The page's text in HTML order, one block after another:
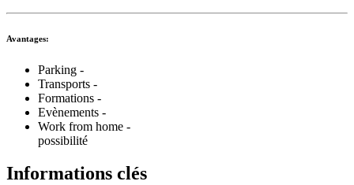
Avantages:
Parking -
Transports -
Formations -
Evènements -
Work from home -
possibilité
Informations clés